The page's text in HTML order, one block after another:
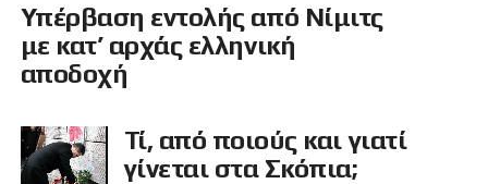
Υπέρβαση εντολής από Νίμιτς
με κατ’ αρχάς ελληνική
αποδοχή
Τί, από ποιούς και γιατί
γίνεται στα Σκόπια;